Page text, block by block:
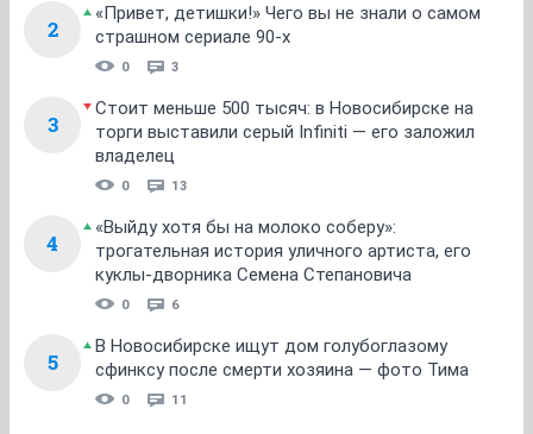
2
«Привет, детишки!» Чего вы не знали о самом
страшном сериале 90-х
0 3
3
Стоит меньше 500 тысяч: в Новосибирске на
торги выставили серый Infiniti — его заложил
владелец
0 13
4
«Выйду хотя бы на молоко соберу»:
трогательная история уличного артиста, его
куклы-дворника Семена Степановича
0 6
5
В Новосибирске ищут дом голубоглазому
сфинксу после смерти хозяина — фото Тима
0 11